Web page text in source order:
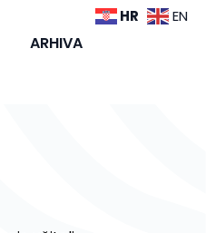
ARHIVA
HR EN